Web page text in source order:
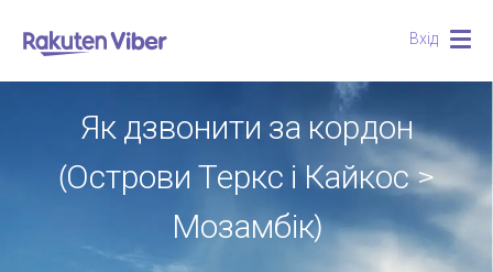
Вхід
Як дзвонити за кордон
(Острови Теркс і Кайкос >
Мозамбік)